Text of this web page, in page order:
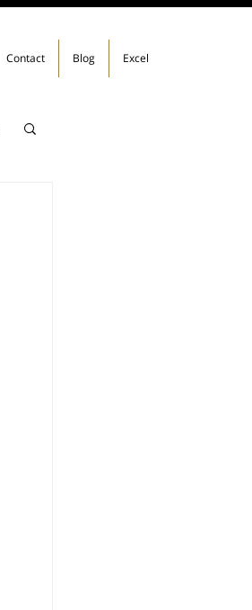
Contact Blog Excel